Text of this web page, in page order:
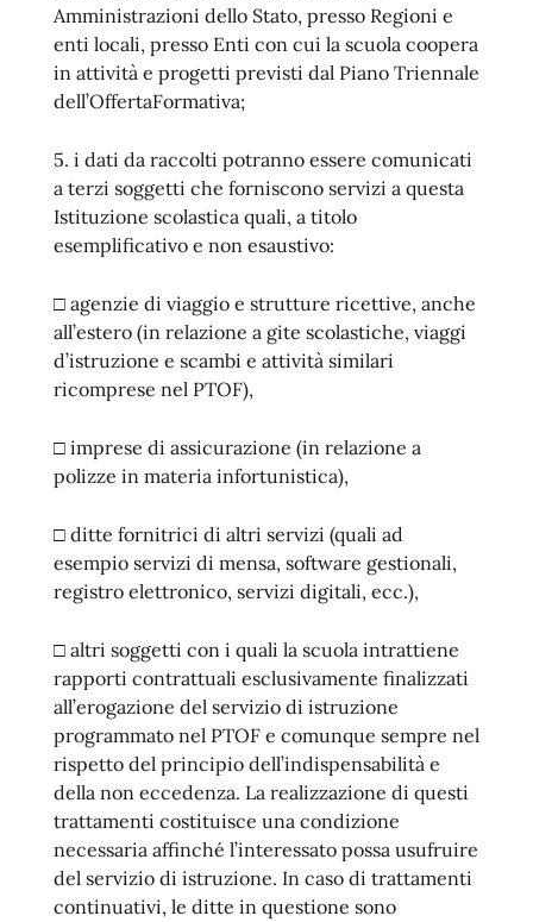
Amministrazioni dello Stato, presso Regioni e
enti locali, presso Enti con cui la scuola coopera
in attività e progetti previsti dal Piano Triennale
dell’OffertaFormativa;
5. i dati da raccolti potranno essere comunicati
a terzi soggetti che forniscono servizi a questa
Istituzione scolastica quali, a titolo
esemplificativo e non esaustivo:
□ agenzie di viaggio e strutture ricettive, anche
all’estero (in relazione a gite scolastiche, viaggi
d’istruzione e scambi e attività similari
ricomprese nel PTOF),
□ imprese di assicurazione (in relazione a
polizze in materia infortunistica),
□ ditte fornitrici di altri servizi (quali ad
esempio servizi di mensa, software gestionali,
registro elettronico, servizi digitali, ecc.),
□ altri soggetti con i quali la scuola intrattiene
rapporti contrattuali esclusivamente finalizzati
all’erogazione del servizio di istruzione
programmato nel PTOF e comunque sempre nel
rispetto del principio dell’indispensabilità e
della non eccedenza. La realizzazione di questi
trattamenti costituisce una condizione
necessaria affinché l’interessato possa usufruire
del servizio di istruzione. In caso di trattamenti
continuativi, le ditte in questione sono